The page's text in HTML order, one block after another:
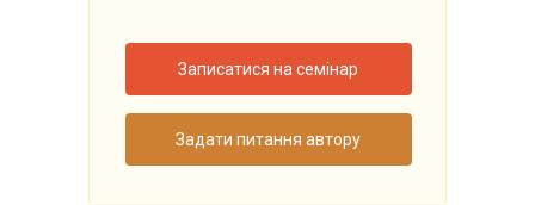
Записатися на семінар
Задати питання автору